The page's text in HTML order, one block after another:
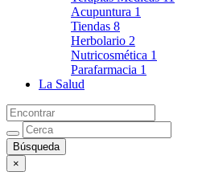
Acupuntura 1
Tiendas 8
Herbolario 2
Nutricosmética 1
Parafarmacia 1
La Salud
×